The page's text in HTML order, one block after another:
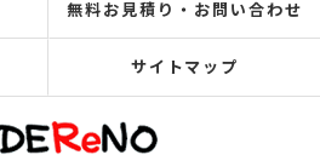
無料お見積り・お問い合わせ
サイトマップ